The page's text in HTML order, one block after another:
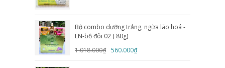
Bộ combo dưỡng trắng, ngừa lão hoá -
LN-bộ đôi 02 ( 80g)
1.018.000₫ 560.000₫